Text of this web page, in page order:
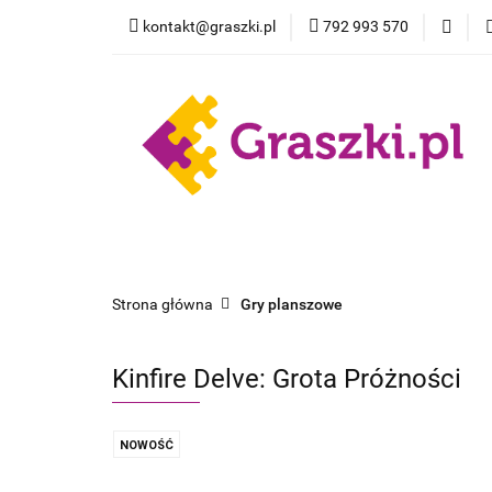
kontakt@graszki.pl 792 993 570
Gry planszowe
Strona główna Gry planszowe
Kinfire Delve: Grota Próżności
NOWOŚĆ